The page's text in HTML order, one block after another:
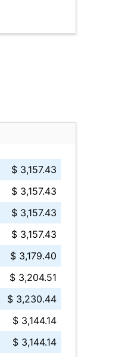
$ 3,157.43
$ 3,157.43
$ 3,157.43
$ 3,157.43
$ 3,179.40
$ 3,204.51
$ 3,230.44
$ 3,144.14
$ 3,144.14